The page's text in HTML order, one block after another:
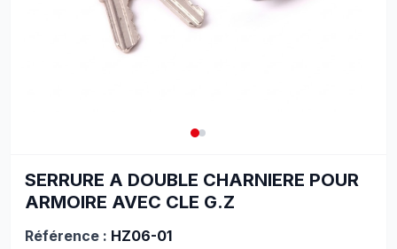
SERRURE A DOUBLE CHARNIERE POUR
ARMOIRE AVEC CLE G.Z
Référence : HZ06-01